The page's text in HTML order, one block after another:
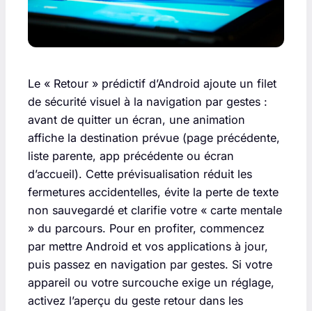
Le « Retour » prédictif d’Android ajoute un filet
de sécurité visuel à la navigation par gestes :
avant de quitter un écran, une animation
affiche la destination prévue (page précédente,
liste parente, app précédente ou écran
d’accueil). Cette prévisualisation réduit les
fermetures accidentelles, évite la perte de texte
non sauvegardé et clarifie votre « carte mentale
» du parcours. Pour en profiter, commencez
par mettre Android et vos applications à jour,
puis passez en navigation par gestes. Si votre
appareil ou votre surcouche exige un réglage,
activez l’aperçu du geste retour dans les